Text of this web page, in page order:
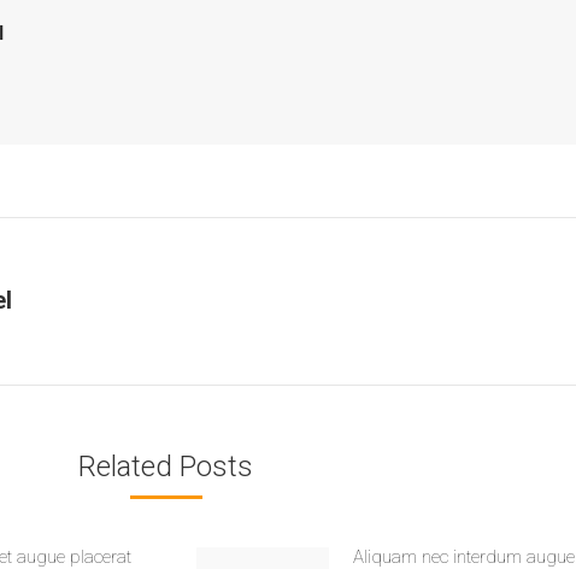
Related Posts
augue placerat
Aliquam nec interdum augue